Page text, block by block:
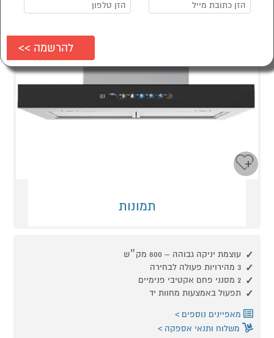
תמונות
עוצמת יניקה גבוהה – 800 מק״ש
3 מהירויות פעולה לבחירה
2 מסנני פחם אקטיבי פנימיים
תפעול באמצעות מחוות יד
מאפיינים נוספים
משלוח ותנאי אספקה